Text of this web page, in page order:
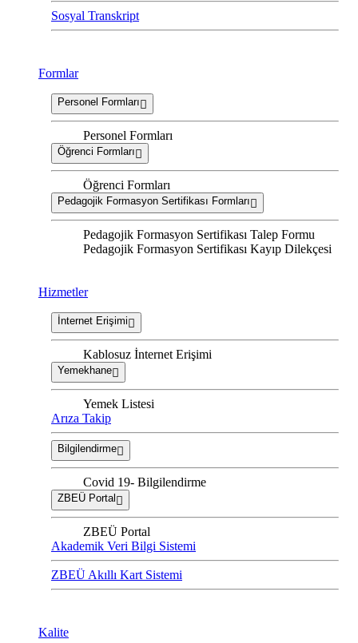
Sosyal Transkript
Formlar
Personel Formları
Personel Formları
Öğrenci Formları
Öğrenci Formları
Pedagojik Formasyon Sertifikası Formları
Pedagojik Formasyon Sertifikası Talep Formu
Pedagojik Formasyon Sertifikası Kayıp Dilekçesi
Hizmetler
İnternet Erişimi
Kablosuz İnternet Erişimi
Yemekhane
Yemek Listesi
Arıza Takip
Bilgilendirme
Covid 19- Bilgilendirme
ZBEÜ Portal
ZBEÜ Portal
Akademik Veri Bilgi Sistemi
ZBEÜ Akıllı Kart Sistemi
Kalite